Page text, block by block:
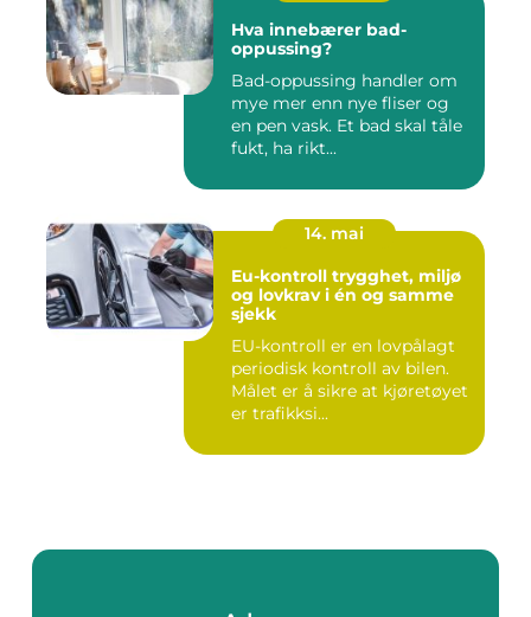
Hva innebærer bad-
oppussing?
Bad-oppussing handler om
mye mer enn nye fliser og
en pen vask. Et bad skal tåle
fukt, ha rikt...
14. mai
Eu-kontroll trygghet, miljø
og lovkrav i én og samme
sjekk
EU-kontroll er en lovpålagt
periodisk kontroll av bilen.
Målet er å sikre at kjøretøyet
er trafikksi...